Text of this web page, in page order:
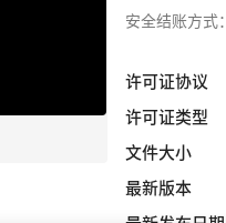
安全结账方式：
许可证协议
许可证类型
文件大小
最新版本